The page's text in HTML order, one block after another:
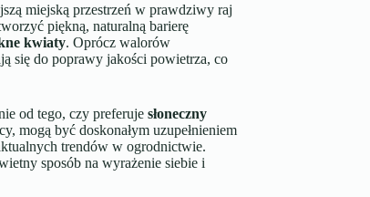
miejską przestrzeń w prawdziwy raj
piękną, naturalną barierę
kwiaty. Oprócz walorów
się do poprawy jakości powietrza, co
od tego, czy preferuje słoneczny
mogą być doskonałym uzupełnieniem
trendów w ogrodnictwie.
sposób na wyrażenie siebie i